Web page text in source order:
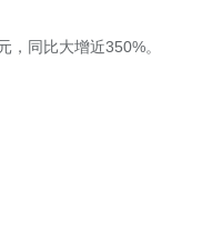
同比大增近350%。